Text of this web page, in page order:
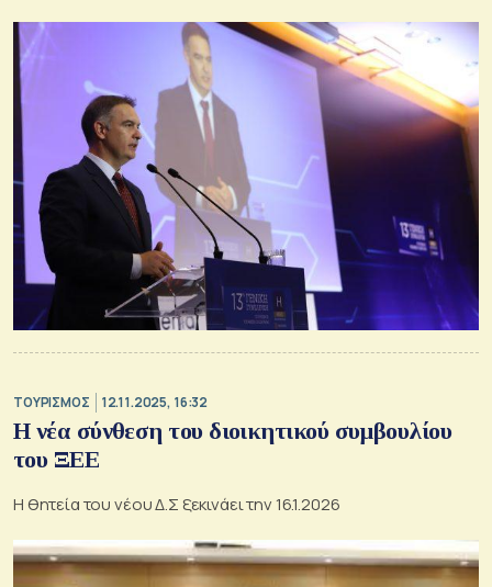
ΤΟΥΡΙΣΜΟΣ 12.11.2025, 16:32
Η νέα σύνθεση του διοικητικού συμβουλίου
του ΞΕΕ
Η θητεία του νέου Δ.Σ ξεκινάει την 16.1.2026